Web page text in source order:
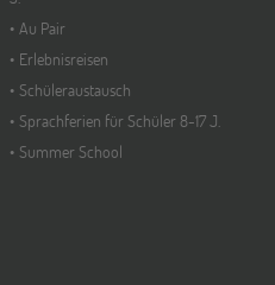
Au Pair
Erlebnisreisen
Schüleraustausch
Sprachferien für Schüler 8-17 J.
Summer School